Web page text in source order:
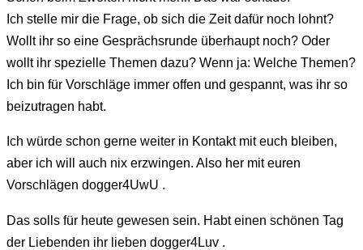
Ich stelle mir die Frage, ob sich die Zeit dafür noch lohnt?
Wollt ihr so eine Gesprächsrunde überhaupt noch? Oder
wollt ihr spezielle Themen dazu? Wenn ja: Welche Themen?
Ich bin für Vorschläge immer offen und gespannt, was ihr so
beizutragen habt.
Ich würde schon gerne weiter in Kontakt mit euch bleiben,
aber ich will auch nix erzwingen. Also her mit euren
Vorschlägen dogger4UwU .
Das solls für heute gewesen sein. Habt einen schönen Tag
der Liebenden ihr lieben dogger4Luv .